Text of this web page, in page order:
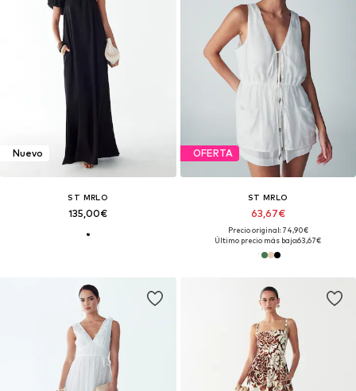
Nuevo
ST MRLO
135,00€
OFERTA
ST MRLO
63,67€
Precio original: 74,90€
Último precio más bajo:63,67€